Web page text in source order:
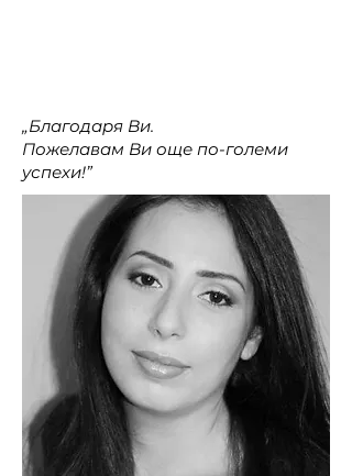
„Благодаря Ви.
Пожелавам Ви още по-големи
успехи!”